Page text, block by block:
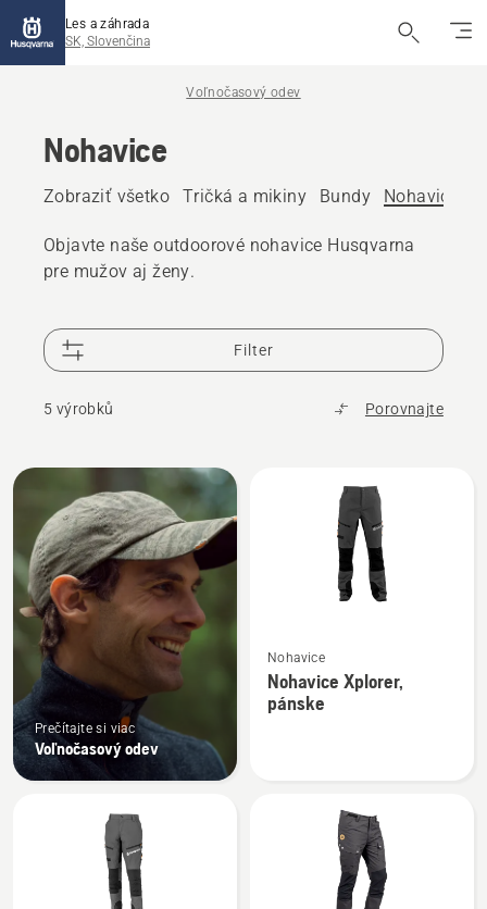
Les a záhrada
SK, Slovenčina
Voľnočasový odev
Nohavice
Zobraziť všetko Tričká a mikiny Bundy Nohavice
Objavte naše outdoorové nohavice Husqvarna
pre mužov aj ženy.
Filter
5 výrobků Porovnajte
Všetky
výrobky
Prečítajte si viac
Voľnočasový odev
viac
podrobností
Nohavice
Nohavice Xplorer,
pánske